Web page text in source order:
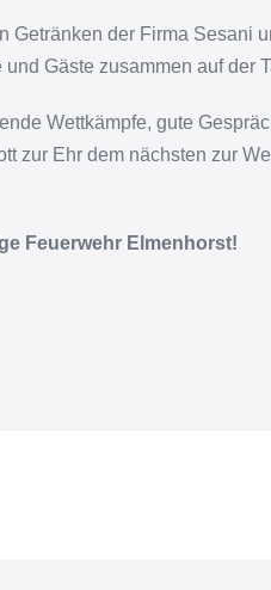
der Firma Sesani
Gäste zusammen auf der
Wettkämpfe, gute
zur Ehr dem nächsten zur
Feuerwehr Elmenhorst!